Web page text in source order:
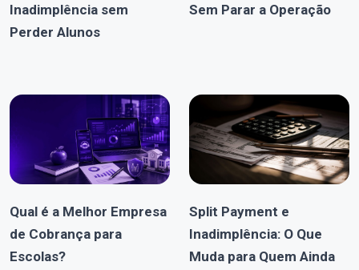
Inadimplência sem
Perder Alunos
Sem Parar a Operação
Qual é a Melhor Empresa
de Cobrança para
Escolas?
Split Payment e
Inadimplência: O Que
Muda para Quem Ainda